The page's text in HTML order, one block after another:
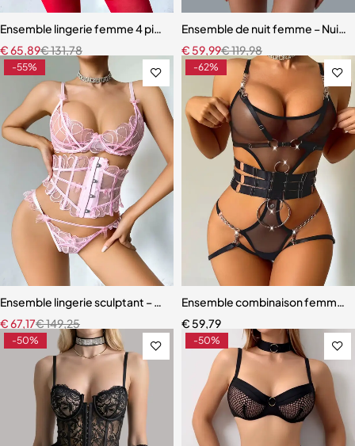
Ensemble lingerie femme 4 pièces – Dentelle rouge avec chaînes
€131,78
€65,89
Ensemble de nuit femme –
€119,98
€ 59,99
-55%
Ensemble lingerie sculptant – Taille ajustée et broderie florale
€149,25
€67,17
-62%
Ensemble combinaison femme
€ 59,79
-50% -50%